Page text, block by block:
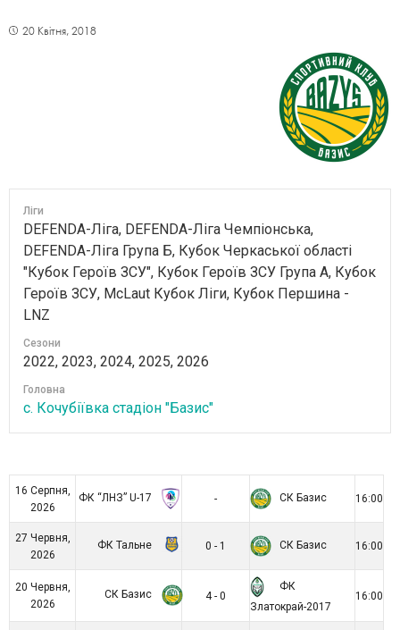
20 Квітня, 2018
Ліги
DEFENDA-Ліга, DEFENDA-Ліга Чемпіонська,
DEFENDA-Ліга Група Б, Кубок Черкаської області
"Кубок Героїв ЗСУ", Кубок Героїв ЗСУ Група А, Кубок
Героїв ЗСУ, McLaut Кубок Ліги, Кубок Першина -
LNZ
Сезони
2022, 2023, 2024, 2025, 2026
Головна
с. Кочубіївка стадіон "Базис"
16 Серпня,
2026
ФК “ЛНЗ” U-17 - СК Базис 16:00
27 Червня,
2026
ФК Тальне 0 - 1 СК Базис 16:00
20 Червня,
2026
СК Базис 4 - 0
ФК
Златокрай-2017
16:00